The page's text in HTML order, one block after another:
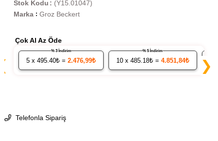
(Y15.01047)
Stok Kodu
Marka : Groz Beckert
Çok Al Az Öde
5x 495.40₺ = 2.476,99₺
% 3 İndirim
10x 485.18₺ = 4.851,84₺
% 5 İndirim
❯
Telefonla Sipariş